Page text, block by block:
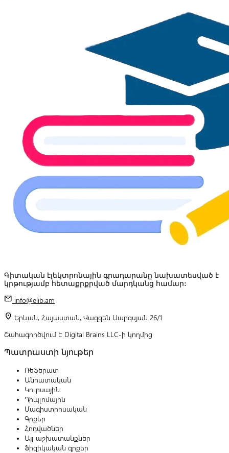
Գիտական էլեկտրոնային գրադարանը նախատեսված է
կրթությամբ հետաքրքրված մարդկանց համար:
mail info@elib.am
location_on Երևան, Հայաստան, Վազգեն Սարգսյան 26/1
Շահագործվում է Digital Brains LLC-ի կողմից
Պատրաստի նյութեր
Ռեֆերատ
Անհատական
Կուրսային
Դիպլոմային
Մագիստրոսական
Գրքեր
Հոդվածներ
Այլ աշխատանքներ
Ֆիզիկական գրքեր